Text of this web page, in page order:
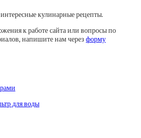
кулинарные рецепты.
к работе сайта или вопросы по
напишите нам через форму
для воды